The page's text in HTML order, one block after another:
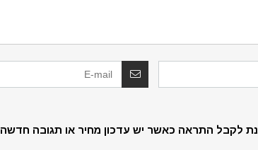
לקבל התראה כאשר יש עדכון מחיר או תגובה חדשה